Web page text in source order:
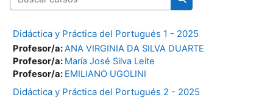
Buscar cursos
Didáctica y Práctica del Portugués 1 - 2025
Profesor/a:ANA VIRGINIA DA SILVA DUARTE
Profesor/a: María José Silva Leite
Profesor/a: EMILIANO UGOLINI
Didáctica y Práctica del Portugués 2 - 2025